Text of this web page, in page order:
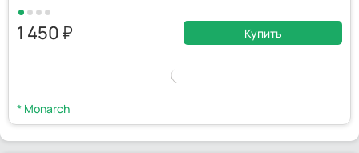
1 450 Купить
* Monarch